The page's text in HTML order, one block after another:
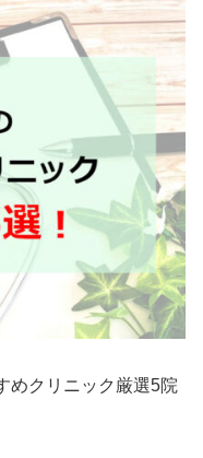
めクリニック厳選5院